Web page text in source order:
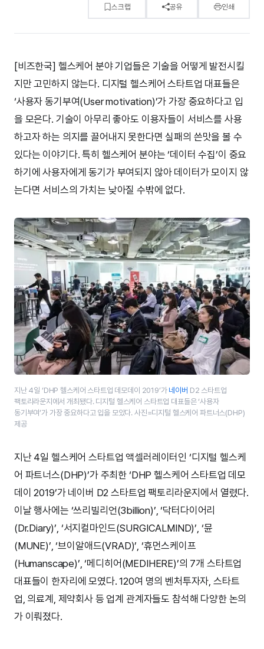
스크랩 공유 인쇄
[비즈한국] 헬스케어 분야 기업들은 기술을 어떻게 발전시킬
지만 고민하지 않는다. 디지털 헬스케어 스타트업 대표들은
‘사용자 동기부여(User motivation)’가 가장 중요하다고 입
을 모은다. 기술이 아무리 좋아도 이용자들이 서비스를 사용
하고자 하는 의지를 끌어내지 못한다면 실패의 쓴맛을 볼 수
있다는 이야기다. 특히 헬스케어 분야는 ‘데이터 수집’이 중요
하기에 사용자에게 동기가 부여되지 않아 데이터가 모이지 않
는다면 서비스의 가치는 낮아질 수밖에 없다.
지난 4일 ‘DHP 헬스케어 스타트업 데모데이 2019’가 네이버 D2 스타트업
팩토리라운지에서 개최됐다. 디지털 헬스케어 스타트업 대표들은 ‘사용자
동기부여’가 가장 중요하다고 입을 모았다. 사진=디지털 헬스케어 파트너스(DHP)
제공
지난 4일 헬스케어 스타트업 액셀러레이터인 ‘디지털 헬스케
어 파트너스(DHP)’가 주최한 ‘DHP 헬스케어 스타트업 데모
데이 2019’가 네이버 D2 스타트업 팩토리라운지에서 열렸다.
이날 행사에는 ‘쓰리빌리언(3billion)’, ‘닥터다이어리
(Dr.Diary)’, ‘서지컬마인드(SURGICALMIND)’, ‘뮨
(MUNE)’, ‘브이알애드(VRAD)’, ‘휴먼스케이프
(Humanscape)’, ‘메디히어(MEDIHERE)’의 7개 스타트업
대표들이 한자리에 모였다. 120여 명의 벤처투자자, 스타트
업, 의료계, 제약회사 등 업계 관계자들도 참석해 다양한 논의
가 이뤄졌다.